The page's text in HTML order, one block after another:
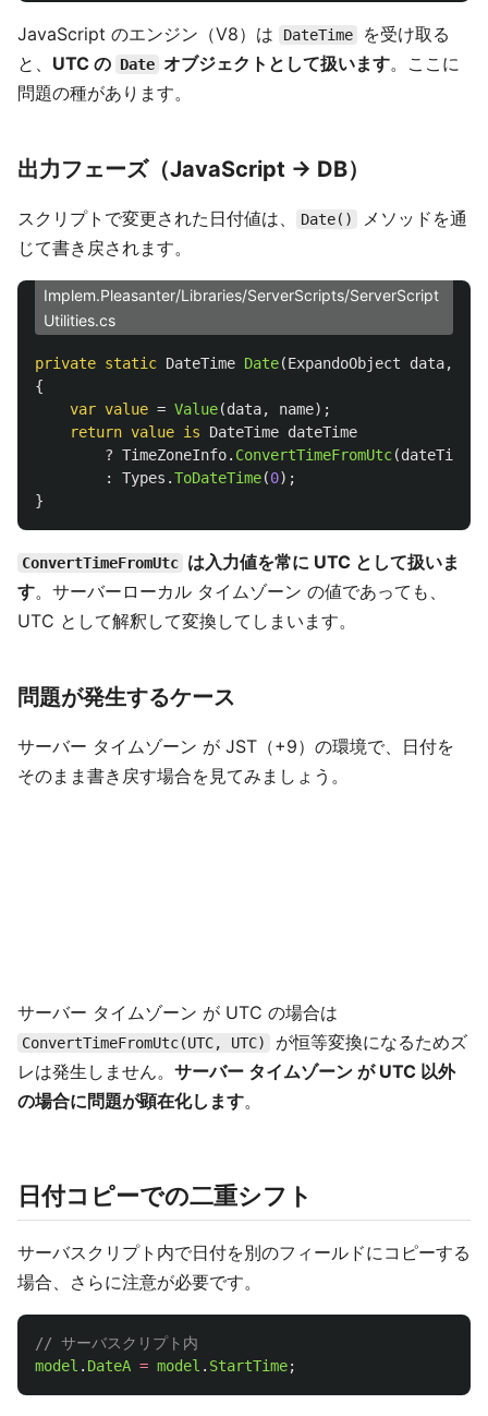
JavaScript のエンジン（V8）は DateTime
を受け取る
と、 UTC の Date オブジェクトとして扱います。ここに
問題の種があります。
出力フェーズ（JavaScript → DB）
スクリプトで変更された日付値は、 Date()
メソッドを通
じて書き戻されます。
Implem.Pleasanter/Libraries/ServerScripts/ServerScript
Utilities.cs
private static DateTime Date(ExpandoObject data,
{
var value = Value(data, name);
return value is DateTime dateTime
? TimeZoneInfo. ConvertTimeFromUtc(dateTime
:
Types .ToDateTime(0);
}
ConvertTimeFromUtc は入力値を常に UTC として扱いま
す。サーバーローカル タイムゾーン の値であっても、
UTC として解釈して変換してしまいます。
問題が発生するケース
サーバー タイムゾーン が JST（+9）の環境で、日付を
そのまま書き戻す場合を見てみましょう。
サーバー タイムゾーン が UTC の場合は
ConvertTimeFromUtc(UTC, UTC)
が恒等変換になるためズ
レは発生しません。 サーバー タイムゾーン が UTC 以外
の場合に問題が顕在化します。
日付コピーでの二重シフト
サーバスクリプト内で日付を別のフィールドにコピーする
場合、さらに注意が必要です。
// サーバスクリプト内
model . DateA = model . StartTime;